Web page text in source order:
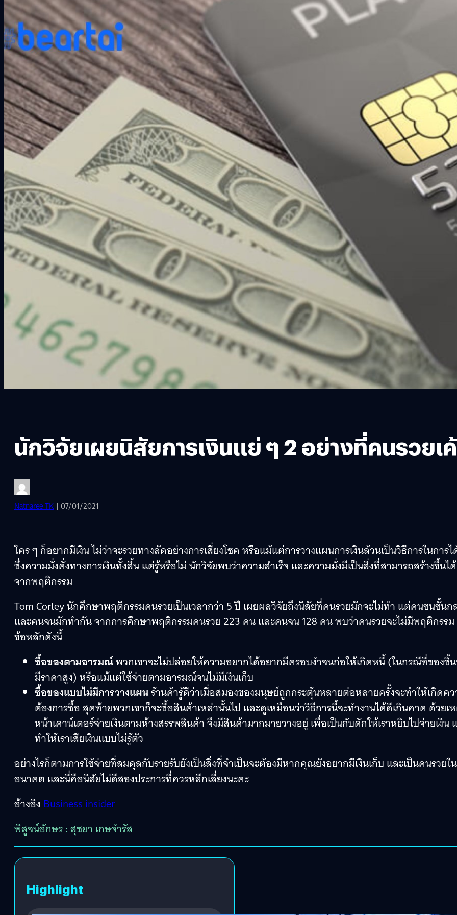
นักวิจัยเผยนิสัยการเงินแย่ ๆ 2 อย่างที่คนรวยเ
Natnaree TK | 07/01/2021
ใคร ๆ ก็อยากมีเงิน ไม่ว่าจะรวยทางลัดอย่างการเสี่ยงโชค หรือแม้แต่การวางแผนการเงินล้วนเป็นวิธีการในการ
ซึ่งความมั่งคั่งทางการเงินทั้งสิ้น แต่รู้หรือไม่ นักวิจัยพบว่าความสำเร็จ และความมั่งมีเป็นสิ่งที่สามารถสร้างขึ้นได้
จากพฤติกรรม
Tom Corley นักศึกษาพฤติกรรมคนรวยเป็นเวลากว่า 5 ปี เผยผลวิจัยถึงนิสัยที่คนรวยมักจะไม่ทำ แต่คนชนชั้นก
และคนจนมักทำกัน จากการศึกษาพฤติกรรมคนรวย 223 คน และคนจน 128 คน พบว่าคนรวยจะไม่มีพฤติกรรม
ข้อหลักดังนี้
ซื้อของตามอารมณ์พวกเขาจะไม่ปล่อยให้ความอยากได้อยากมีครอบงำจนก่อให้เกิดหนี้ (ในกรณีที่ของชิ้
มีราคาสูง) หรือแม้แต่ใช้จ่ายตามอารมณ์จนไม่มีเงินเก็บ
ซื้อของแบบไม่มีการวางแผนร้านค้ารู้ดีว่าเมื่อสมองของมนุษย์ถูกกระตุ้นหลายต่อหลายครั้งจะทำให้เกิดค
ต้องการซื้อ สุดท้ายพวกเขาก็จะซื้อสินค้าเหล่านั้นไป และดูเหมือนว่าวิธีการนี้จะทำงานได้ดีเกินคาด ด้วยเ
หน้าเคาน์เตอร์จ่ายเงินตามห้างสรรพสินค้า จึงมีสินค้ามากมายวางอยู่ เพื่อเป็นกับดักให้เราหยิบไปจ่ายเงิน
ทำให้เราเสียเงินแบบไม่รู้ตัว
อย่างไรก็ตามการใช้จ่ายที่สมดุลกับรายรับยังเป็นสิ่งที่จำเป็นจะต้องมีหากคุณยังอยากมีเงินเก็บ และเป็นคนรวยใน
อนาคต และนี่คือนิสัยไม่ดีสองประการที่ควรหลีกเลี่ยงนะคะ
อ้างอิงBusiness insider
พิสูจน์อักษร : สุชยา เกษจำรัส
Highlight